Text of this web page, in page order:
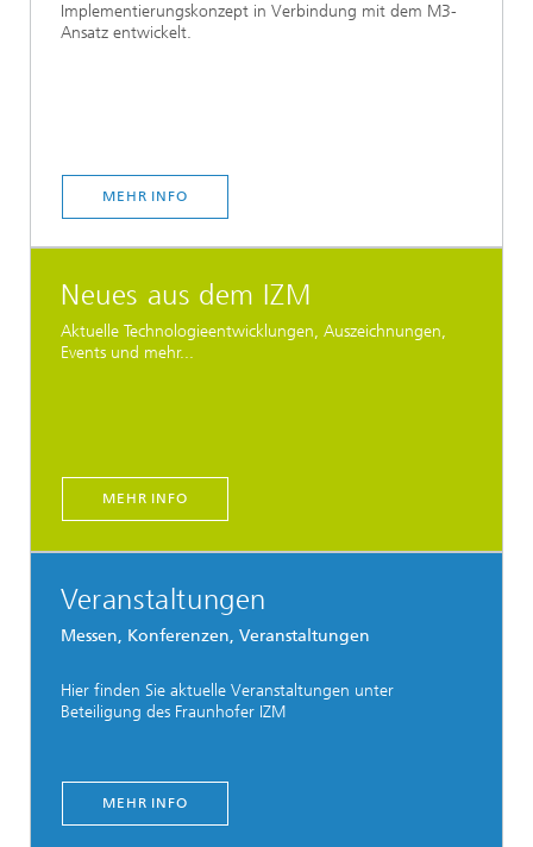
Implementierungskonzept in Verbindung mit dem M3-
Ansatz entwickelt.
MEHR INFO
Neues aus dem IZM
Aktuelle Technologieentwicklungen, Auszeichnungen,
Events und mehr...
MEHR INFO
Veranstaltungen
Messen, Konferenzen, Veranstaltungen
Hier finden Sie aktuelle Veranstaltungen unter
Beteiligung des Fraunhofer IZM
MEHR INFO